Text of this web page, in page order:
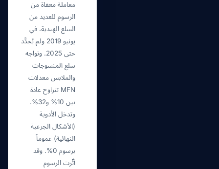
معاملة معفاة من
الرسوم للعديد من
السلع الهندية، في
يونيو 2019 ولم يُجدَّد
حتى 2025. وتواجه
سلع المنسوجات
والملابس معدلات
MFN تتراوح عادة
بين 10% و32%.
وتدخل الأدوية
(الأشكال الجرعية
النهائية) عموماً
برسوم 0%. وقد
أثّرت الرسوم